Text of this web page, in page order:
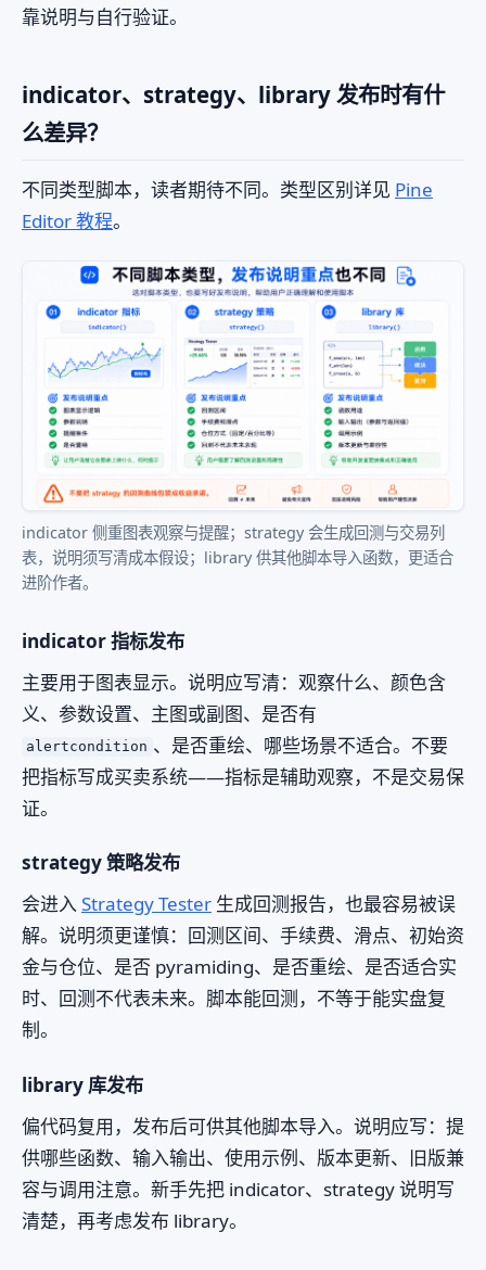
靠说明与自行验证。
indicator、strategy、library 发布时有什
么差异？
不同类型脚本，读者期待不同。类型区别详见 Pine
Editor 教程。
indicator 侧重图表观察与提醒；strategy 会生成回测与交易列
表，说明须写清成本假设；library 供其他脚本导入函数，更适合
进阶作者。
indicator 指标发布
主要用于图表显示。说明应写清：观察什么、颜色含
义、参数设置、主图或副图、是否有
alertcondition 、是否重绘、哪些场景不适合。不要
把指标写成买卖系统——指标是辅助观察，不是交易保
证。
strategy 策略发布
会进入Strategy Tester 生成回测报告，也最容易被误
解。说明须更谨慎：回测区间、手续费、滑点、初始资
金与仓位、是否 pyramiding、是否重绘、是否适合实
时、回测不代表未来。脚本能回测，不等于能实盘复
制。
library 库发布
偏代码复用，发布后可供其他脚本导入。说明应写：提
供哪些函数、输入输出、使用示例、版本更新、旧版兼
容与调用注意。新手先把 indicator、strategy 说明写
清楚，再考虑发布 library。